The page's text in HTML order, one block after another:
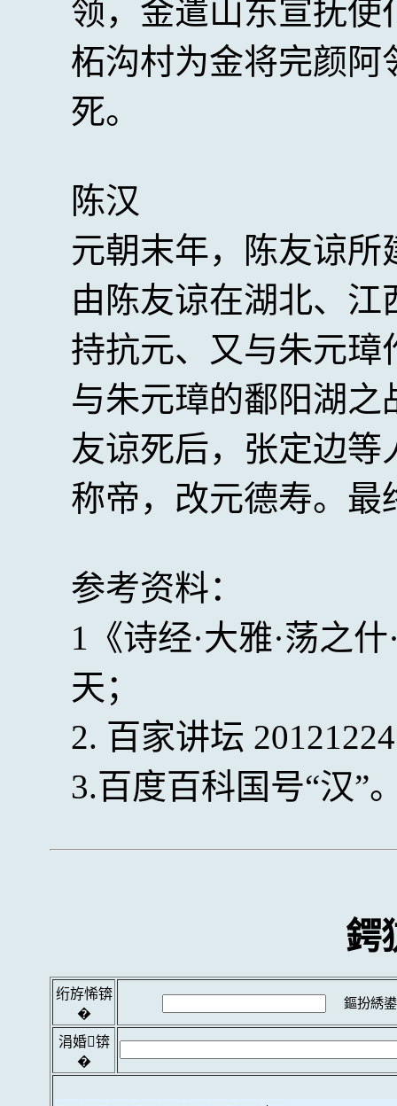
领，金遣山东宣抚
柘沟村为金将完颜
死。
陈汉
元朝末年，陈友谅
由陈友谅在湖北、
持抗元、又与朱元璋
与朱元璋的鄱阳湖
友谅死后，张定边
称帝，改元德寿。最
参考资料：
1《诗经·大雅·荡之
天；
2. 百家讲坛
3.百度百科国号“汉”
鍔
绗斿悕锛
�
鏂扮綉
涓婚锛
�